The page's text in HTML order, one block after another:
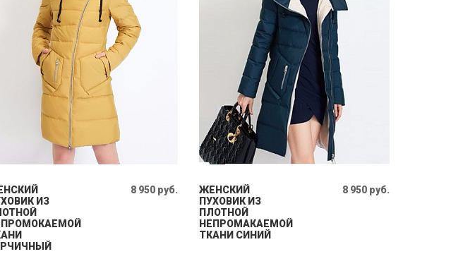
ИЗ
8 950 руб.
ЖЕНСКИЙ
ПУХОВИК ИЗ
ПЛОТНОЙ
НЕПРОМАКАЕМОЙ
ТКАНИ СИНИЙ
8 950 руб.